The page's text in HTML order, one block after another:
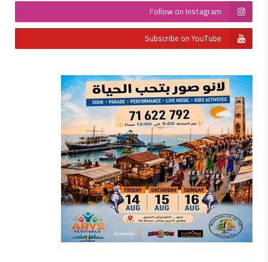
Follow on Instagram
Subscribe on YouTube